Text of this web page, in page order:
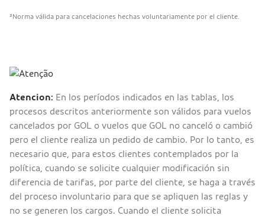
²Norma válida para cancelaciones hechas voluntariamente por el cliente.
Atencion: En los períodos indicados en las tablas, los
procesos descritos anteriormente son válidos para vuelos
cancelados por GOL o vuelos que GOL no canceló o cambió
pero el cliente realiza un pedido de cambio. Por lo tanto, es
necesario que, para estos clientes contemplados por la
política, cuando se solicite cualquier modificación sin
diferencia de tarifas, por parte del cliente, se haga a través
del proceso involuntario para que se apliquen las reglas y
no se generen los cargos. Cuando el cliente solicita